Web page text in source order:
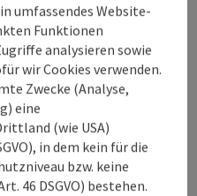
Beitrag drucken
In der Nähe
umfassendes Website-
Funktionen
analysieren sowie
wir Cookies verwenden.
Zwecke (Analyse,
eine
(wie USA)
in dem kein für die
bzw. keine
46 DSGVO) bestehen.